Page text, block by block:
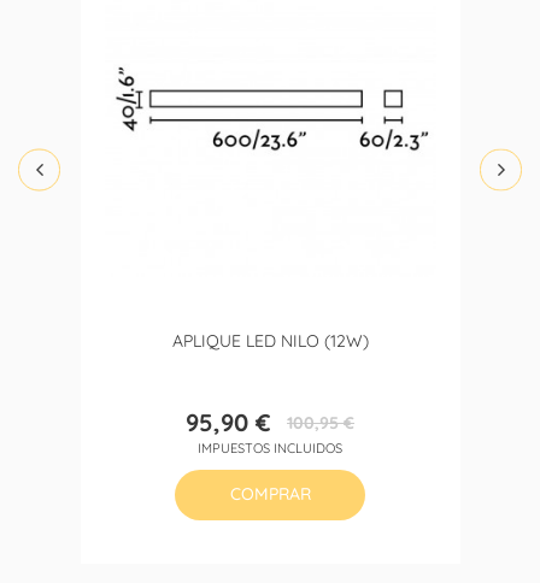
APLIQUE LED NILO (12W)
Precio
95,90 €Precio
base
100,95 €
IMPUESTOS INCLUIDOS
COMPRAR